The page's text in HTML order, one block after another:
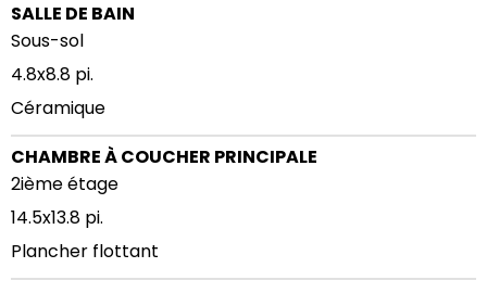
SALLE DE BAIN
Sous-sol
4.8x8.8 pi.
Céramique
CHAMBRE À COUCHER PRINCIPALE
2ième étage
14.5x13.8 pi.
Plancher flottant